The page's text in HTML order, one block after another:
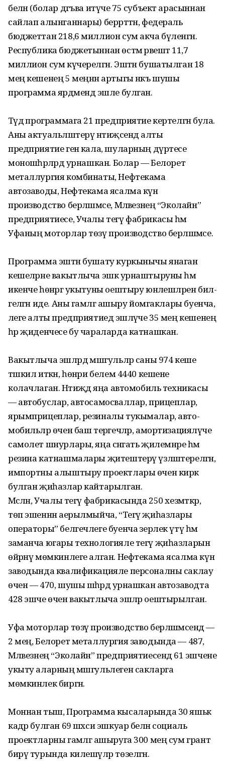
белән (болар дәгъва итүче 75 субъект арасыннан
сайлап алынганнары) бер­рәттән, федераль
бюджеттан 218,6 миллион сум акча бүленгән.
Республика бюд­жетыннан өстәмә рәвештә 11,7
миллион сум күчерелгән. Эштән бушатылган 18
мең кешенең 5 меңнән артыгы нәкъ шушы
программа ярдәмендә эшле булган.
Тәүдә программага 21 предприятие кертелгән була.
Аны актуальләштерү нәтиҗәсендә алты
предприятие генә кала, шуларның дүртесе
моношә­һәрләрдә урнашкан. Болар — Белорет
металлургия комбинаты, Нефтекама
автозаводы, Нефтекама ясалма күн
производство берләшмәсе, Мә­ләвезнең “Эколайн”
предприятиесе, Учалы тегү фабрикасы һәм
Уфаның моторлар төзү производство берләшмәсе.
Программа эштән бушату куркынычы янаган
кешеләрне вакытлыча эшкә урнаштыруны һәм
икенче һөнәргә укытуны оештыру юнәлешләрен бил­
геләгән иде. Аны гамәлгә ашыру йомгаклары буенча,
әлеге алты предприятиедә эшләүче 35 мең кешенең
һәр җиденчесе бу чараларда катнашкан.
Вакытлыча эшләрдә мәш­гульләр саны 974 кеше
тәшкил иткән, һөнәри белем 4440 кешене
колачлаган. Нәтиҗәдә яңа автомобиль техникасы
— автобуслар, автосамосваллар, прицеплар,
ярымприцеплар, резиналы тукымалар, авто­
мобильләр өчен баш терәгечләр, амортизацияләүче
самолет шнурлары, яңа сәнәгать җилемнәре һәм
резина катнашмалары җитештерү үзләштерел­гән,
импортны алыштыру проектлары өчен кирәк
булган җиһазлар кайтарылган.
Мәсәлән, Учалы тегү фабрикасында 250 хезмәткәр,
төп эшеннән аерылмыйча, “Тегү җиһазлары
операторы” белгечлеге буенча әзерлек үтү һәм
заманча югары технологияле тегү җиһазларын
өйрәнү мөмкинлеге алган. Нефтекама ясалма күн
заводында квалификацияле персоналны саклау
өчен — 470, шушы шәһәрдә урнашкан автозаводта
428 эшче өчен вакытлыча эшләр оештырылган.
Уфа моторлар төзү производство берләшмәсендә —
2 мең, Белорет металлургия заводында — 487,
Мәләвез­нең “Эколайн” предприятиесендә 61 эшчене
укыту аларның мәшгульлеген сакларга
мөмкинлек биргән.
Моннан тыш, Программа кысаларында 30 яшькә
кадәр булган 69 шәхси эшкуар белән социаль
проектларны гамәлгә ашыруга 300 мең сум грант
бирү турында килешүләр төзелгән.